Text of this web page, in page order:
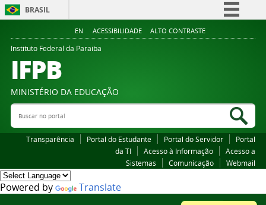
BRASIL
Simplifique!
Legislação
EN ACESSIBILIDADE ALTO CONTRASTE
Instituto Federal da Paraiba
IFPB
MINISTÉRIO DA EDUCAÇÃO
Buscar no portal
Transparência Portal do Estudante Portal do Servidor
Portal
da TI
Acesso à Informação
Acesso a
Sistemas
Comunicação Webmail
Powered by Translate